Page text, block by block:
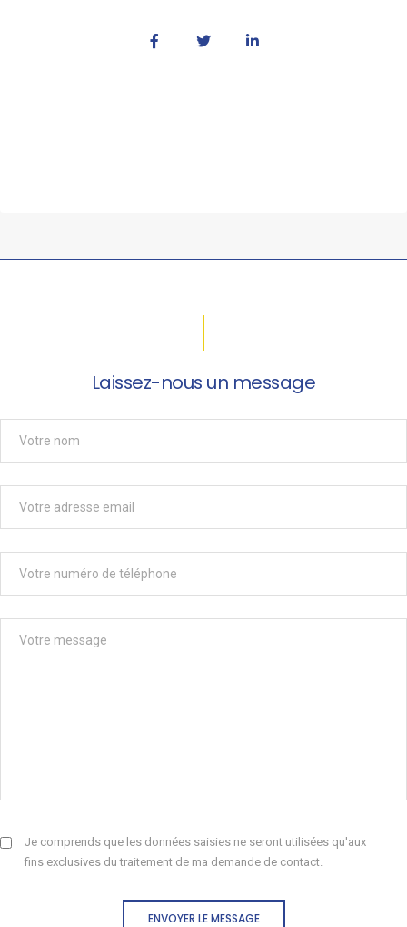
Laissez-nous un message
Je comprends que les données saisies ne seront utilisées qu'aux
fins exclusives du traitement de ma demande de contact.
ENVOYER LE MESSAGE